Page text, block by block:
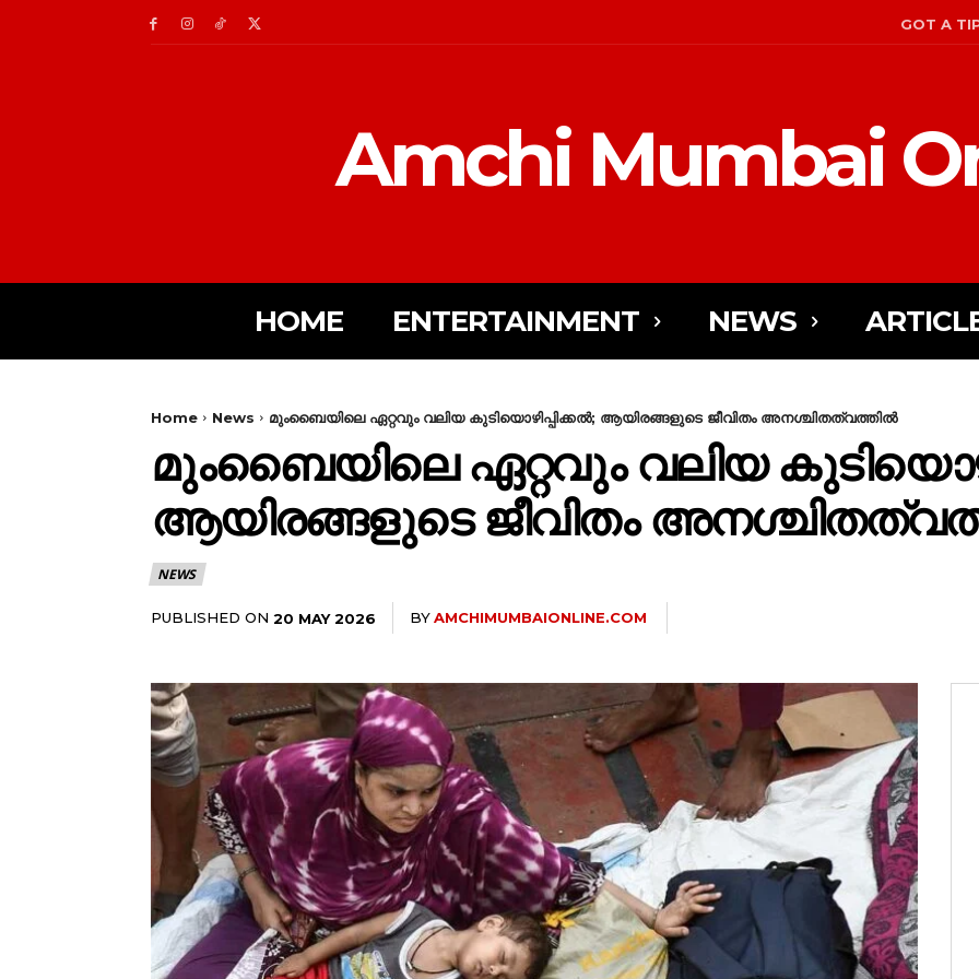
GOT A
Amchi Mumbai
HOME ENTERTAINMENT NEWS
Home News മുംബൈയിലെ ഏറ്റവും വലിയ കുടിയൊഴിപ്പിക്കൽ; ആയിരങ്ങളുടെ ജീവിതം അനശ്ചിതത്വത്തിൽ
മുംബൈയിലെ ഏറ്റവും വലിയ
ആയിരങ്ങളുടെ ജീവിതം
NEWS
PUBLISHED ON 20 MAY 2026 BYAMCHIMUMBAIONLINE.COM